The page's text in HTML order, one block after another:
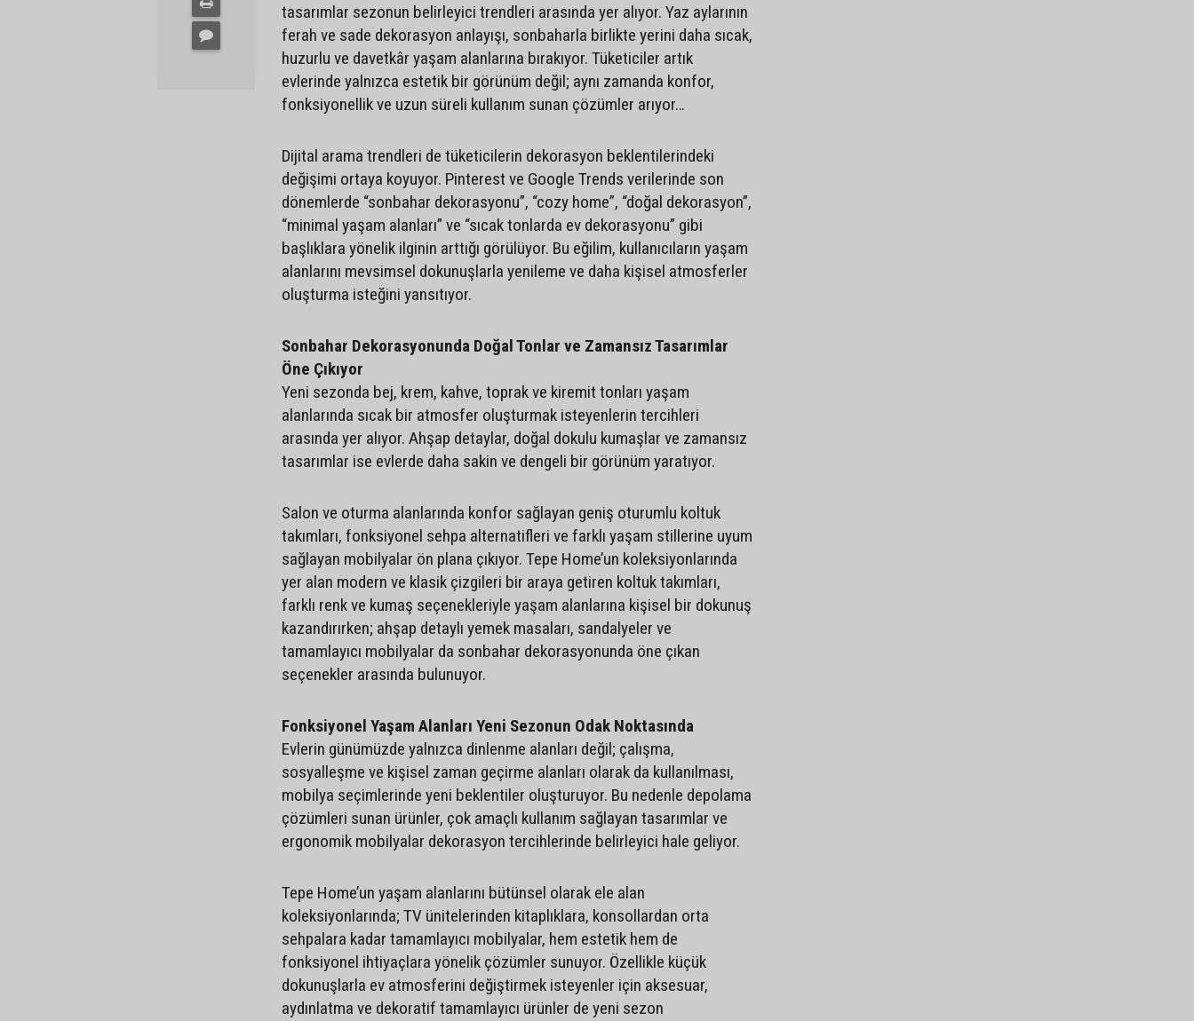
tasarımlar sezonun belirleyici trendleri arasında yer alıyor. Yaz aylarının
ferah ve sade dekorasyon anlayışı, sonbaharla birlikte yerini daha sıcak,
huzurlu ve davetkâr yaşam alanlarına bırakıyor. Tüketiciler artık
evlerinde yalnızca estetik bir görünüm değil; aynı zamanda konfor,
fonksiyonellik ve uzun süreli kullanım sunan çözümler arıyor…
Dijital arama trendleri de tüketicilerin dekorasyon beklentilerindeki
değişimi ortaya koyuyor. Pinterest ve Google Trends verilerinde son
dönemlerde “sonbahar dekorasyonu”, “cozy home”, “doğal dekorasyon”,
“minimal yaşam alanları” ve “sıcak tonlarda ev dekorasyonu” gibi
başlıklara yönelik ilginin arttığı görülüyor. Bu eğilim, kullanıcıların yaşam
alanlarını mevsimsel dokunuşlarla yenileme ve daha kişisel atmosferler
oluşturma isteğini yansıtıyor.
Sonbahar Dekorasyonunda Doğal Tonlar ve Zamansız Tasarımlar
Öne Çıkıyor
Yeni sezonda bej, krem, kahve, toprak ve kiremit tonları yaşam
alanlarında sıcak bir atmosfer oluşturmak isteyenlerin tercihleri
arasında yer alıyor. Ahşap detaylar, doğal dokulu kumaşlar ve zamansız
tasarımlar ise evlerde daha sakin ve dengeli bir görünüm yaratıyor.
Salon ve oturma alanlarında konfor sağlayan geniş oturumlu koltuk
takımları, fonksiyonel sehpa alternatifleri ve farklı yaşam stillerine uyum
sağlayan mobilyalar ön plana çıkıyor. Tepe Home’un koleksiyonlarında
yer alan modern ve klasik çizgileri bir araya getiren koltuk takımları,
farklı renk ve kumaş seçenekleriyle yaşam alanlarına kişisel bir dokunuş
kazandırırken; ahşap detaylı yemek masaları, sandalyeler ve
tamamlayıcı mobilyalar da sonbahar dekorasyonunda öne çıkan
seçenekler arasında bulunuyor.
Fonksiyonel Yaşam Alanları Yeni Sezonun Odak Noktasında
Evlerin günümüzde yalnızca dinlenme alanları değil; çalışma,
sosyalleşme ve kişisel zaman geçirme alanları olarak da kullanılması,
mobilya seçimlerinde yeni beklentiler oluşturuyor. Bu nedenle depolama
çözümleri sunan ürünler, çok amaçlı kullanım sağlayan tasarımlar ve
ergonomik mobilyalar dekorasyon tercihlerinde belirleyici hale geliyor.
Tepe Home’un yaşam alanlarını bütünsel olarak ele alan
koleksiyonlarında; TV ünitelerinden kitaplıklara, konsollardan orta
sehpalara kadar tamamlayıcı mobilyalar, hem estetik hem de
fonksiyonel ihtiyaçlara yönelik çözümler sunuyor. Özellikle küçük
dokunuşlarla ev atmosferini değiştirmek isteyenler için aksesuar,
aydınlatma ve dekoratif tamamlayıcı ürünler de yeni sezon